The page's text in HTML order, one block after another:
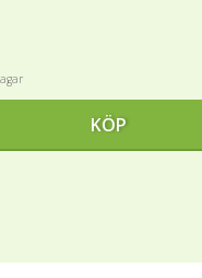
KÖP